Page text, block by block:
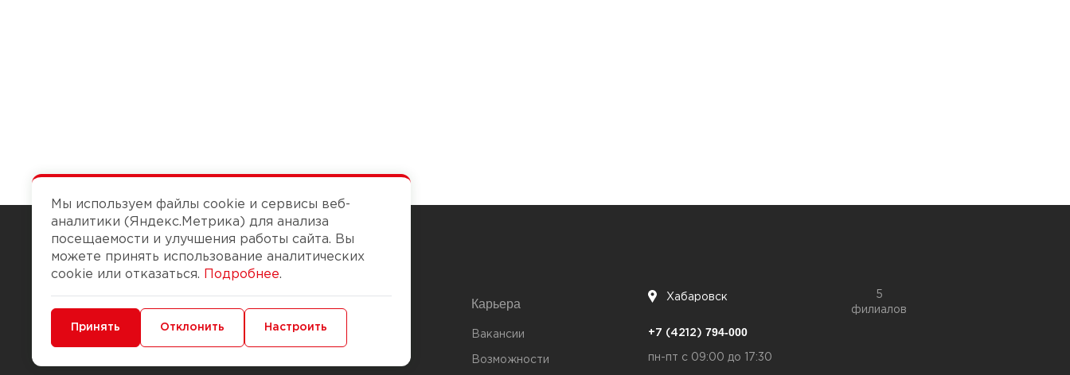
Чтобы вам легко работалось
Доставка и оплата
Карьера
Вакансии
Возможности
Хабаровск
5
филиалов
+7 (4212) 794-000
пн-пт с 09:00 до 17:30
Мы используем файлы cookie и сервисы веб-
аналитики (Яндекс.Метрика) для анализа
посещаемости и улучшения работы сайта. Вы
можете принять использование аналитических
cookie или отказаться.
Подробнее.
Минимальные Функциональные/Аналитические
Принять Отклонить Настроить